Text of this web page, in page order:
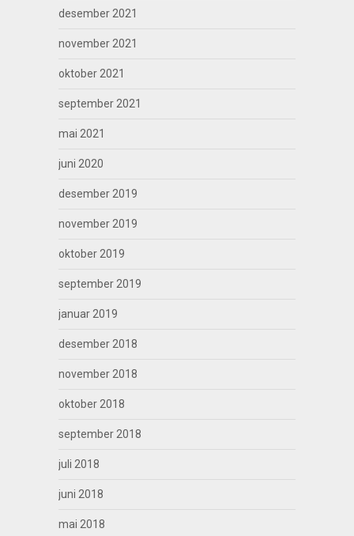
desember 2021
november 2021
oktober 2021
september 2021
mai 2021
juni 2020
desember 2019
november 2019
oktober 2019
september 2019
januar 2019
desember 2018
november 2018
oktober 2018
september 2018
juli 2018
juni 2018
mai 2018